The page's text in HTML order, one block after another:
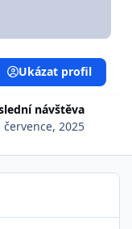
návštěva
července, 2025
Ukázat profil